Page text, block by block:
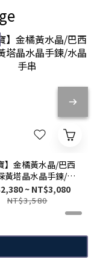
】金橘黃水晶/巴西
黃塔晶水晶手鍊/水
晶手串
~ NT$3,080
NT$3,580